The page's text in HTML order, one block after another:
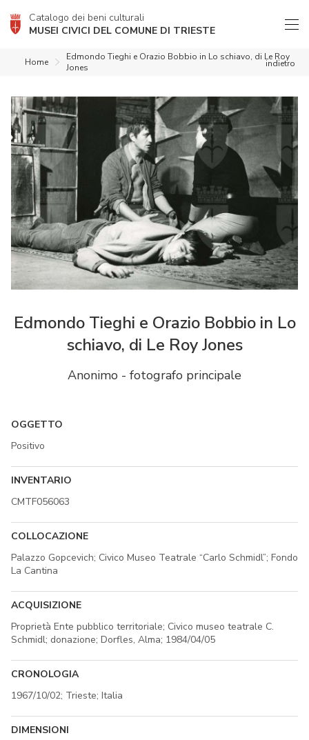
Catalogo dei beni culturali
MUSEI CIVICI DEL COMUNE DI TRIESTE
indietro
Home
Edmondo Tieghi e Orazio Bobbio in Lo schiavo, di Le Roy
Jones
Edmondo Tieghi e Orazio Bobbio in Lo
schiavo, di Le Roy Jones
Anonimo - fotografo principale
OGGETTO
Positivo
INVENTARIO
CMTF056063
COLLOCAZIONE
Palazzo Gopcevich; Civico Museo Teatrale “Carlo Schmidl”; Fondo
La Cantina
ACQUISIZIONE
Proprietà Ente pubblico territoriale; Civico museo teatrale C.
Schmidl; donazione; Dorfles, Alma; 1984/04/05
CRONOLOGIA
1967/10/02; Trieste; Italia
DIMENSIONI